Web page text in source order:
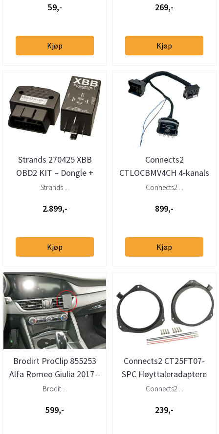
59,-
Kjøp
269,-
Kjøp
Strands 270425 XBB
OBD2 KIT – Dongle +
Powerunit 2
Strands ...
2.899,-
Kjøp
Connects2
CTLOCBMV4CH 4-kanals
høy-til-lavnivåadapter
Connects2 ...
899,-
Kjøp
Brodirt ProClip 855253
Alfa Romeo Giulia 2017--
> Senter
Brodit ...
599,-
Connects2 CT25FT07-
SPC Høyttaleradaptere
(165mm)
Connects2 ...
239,-